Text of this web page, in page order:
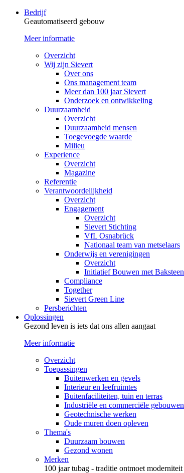
Bedrijf
Geautomatiseerd gebouw
Meer informatie
Overzicht
Wij zijn Sievert
Over ons
Ons management team
Meer dan 100 jaar Sievert
Onderzoek en ontwikkeling
Duurzaamheid
Overzicht
Duurzaamheid mensen
Toegevoegde waarde
Milieu
Experience
Overzicht
Magazine
Referentie
Verantwoordelijkheid
Overzicht
Engagement
Overzicht
Sievert Stichting
VfL Osnabrück
Nationaal team van metselaars
Onderwijs en verenigingen
Overzicht
Initiatief Bouwen met Baksteen
Compliance
Together
Sievert Green Line
Persberichten
Oplossingen
Gezond leven is iets dat ons allen aangaat
Meer informatie
Overzicht
Toepassingen
Buitenwerken en gevels
Interieur en leefruimtes
Buitenfaciliteiten, tuin en terras
Industriële en commerciële gebouwen
Geotechnische werken
Oude muren doen opleven
Thema's
Duurzaam bouwen
Gezond wonen
Merken
100 jaar tubag - traditie ontmoet moderniteit